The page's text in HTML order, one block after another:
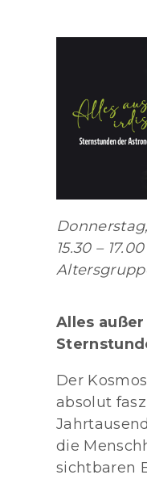
15.30 –
Alles
Der
absolut
die
sichtbaren